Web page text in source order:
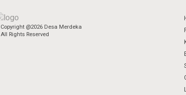
Copyright @2026 Desa Merdeka
All Rights Reserved